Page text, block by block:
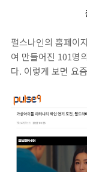
펄스나인의 홈페이
여 만들어진 101명
다. 이렇게 보면 요